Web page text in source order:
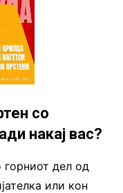
со
накај вас?
горниот дел од
или кон